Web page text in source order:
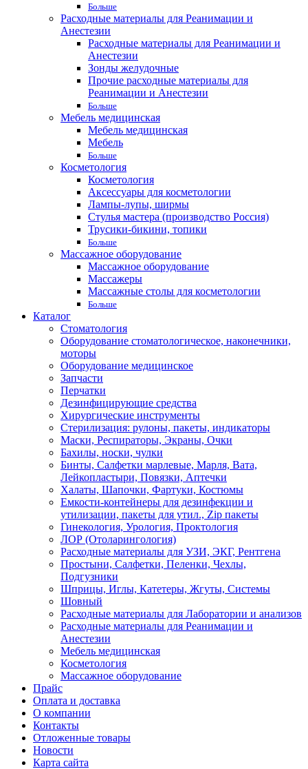
Больше
Расходные материалы для Реанимации и
Анестезии
Расходные материалы для Реанимации и
Анестезии
Зонды желудочные
Прочие расходные материалы для
Реанимации и Анестезии
Больше
Мебель медицинская
Мебель медицинская
Мебель
Больше
Косметология
Косметология
Аксессуары для косметологии
Лампы-лупы, ширмы
Стулья мастера (производство Россия)
Трусики-бикини, топики
Больше
Массажное оборудование
Массажное оборудование
Массажеры
Массажные столы для косметологии
Больше
Каталог
Стоматология
Оборудование стоматологическое, наконечники,
моторы
Оборудование медицинское
Запчасти
Перчатки
Дезинфицирующие средства
Хирургические инструменты
Стерилизация: рулоны, пакеты, индикаторы
Маски, Респираторы, Экраны, Очки
Бахилы, носки, чулки
Бинты, Салфетки марлевые, Марля, Вата,
Лейкопластыри, Повязки, Аптечки
Халаты, Шапочки, Фартуки, Костюмы
Емкости-контейнеры для дезинфекции и
утилизации, пакеты для утил., Zip пакеты
Гинекология, Урология, Проктология
ЛОР (Отоларингология)
Расходные материалы для УЗИ, ЭКГ, Рентгена
Простыни, Салфетки, Пеленки, Чехлы,
Подгузники
Шприцы, Иглы, Катетеры, Жгуты, Системы
Шовный
Расходные материалы для Лаборатории и анализов
Расходные материалы для Реанимации и
Анестезии
Мебель медицинская
Косметология
Массажное оборудование
Прайс
Оплата и доставка
О компании
Контакты
Отложенные товары
Новости
Карта сайта